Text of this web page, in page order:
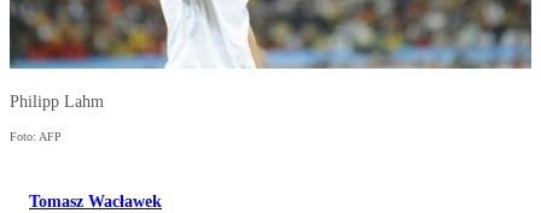
Philipp Lahm
Foto: AFP
Tomasz Wacławek